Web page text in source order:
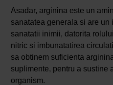
Asadar, arginina este un
sanatatea generala si are
sanatatii inimii, datorita
nitric si imbunatatirea
sa obtinem suficienta
suplimente, pentru a sustine
organism.